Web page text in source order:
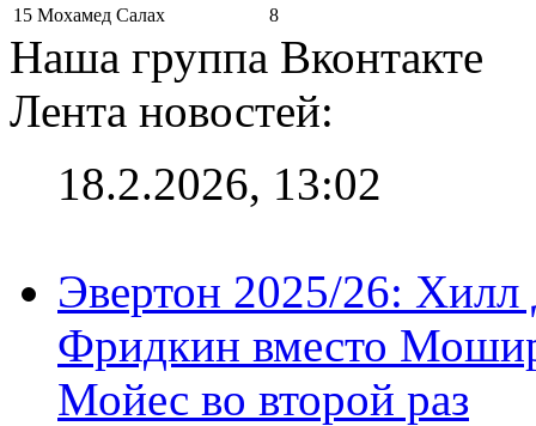
15 Мохамед Салах 8
Наша группа Вконтакте
Лента новостей:
18.2.2026, 13:02
Эвертон 2025/26:
Фридкин вместо
Мойес во второй раз